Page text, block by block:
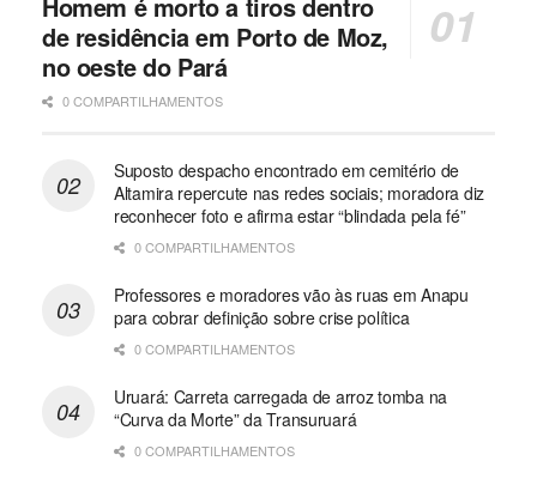
Homem é morto a tiros dentro
de residência em Porto de Moz,
no oeste do Pará
0 COMPARTILHAMENTOS
Suposto despacho encontrado em cemitério de
Altamira repercute nas redes sociais; moradora diz
reconhecer foto e afirma estar “blindada pela fé”
0 COMPARTILHAMENTOS
Professores e moradores vão às ruas em Anapu
para cobrar definição sobre crise política
0 COMPARTILHAMENTOS
Uruará: Carreta carregada de arroz tomba na
“Curva da Morte” da Transuruará
0 COMPARTILHAMENTOS